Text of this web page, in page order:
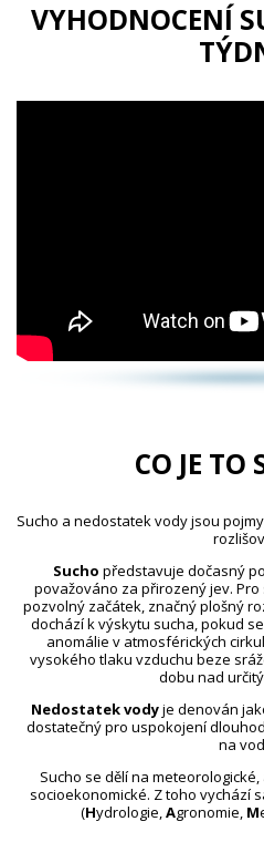
VYHODNOCENÍ
CO JE TO
Sucho a nedostatek vody jsou
Sucho představuje dočasný
považováno za přirozený jev.
pozvolný začátek, značný plošný
dochází k výskytu sucha, pokud
anomálie v atmosférických
vysokého tlaku vzduchu beze
dobu nad
Nedostatek vodyje definován
dostatečný pro uspokojení
na
Sucho se dělí na
socioekonomické. Z toho vychází
(Hydrologie,Agronomie, M